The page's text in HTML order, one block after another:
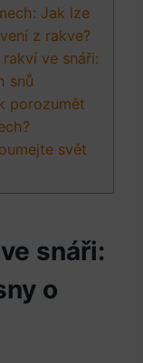
Jak lze​
z rakve?
ve snáři:
snů
porozumět
svět
snáři:
⁤o